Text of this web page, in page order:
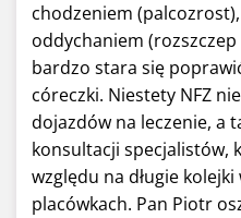
chodzeniem
oddychaniem
bardzo stara się
córeczki. Niestety NFZ
dojazdów na leczenie, a
konsultacji specjalistów,
względu na długie
placówkach. Pan Piotr